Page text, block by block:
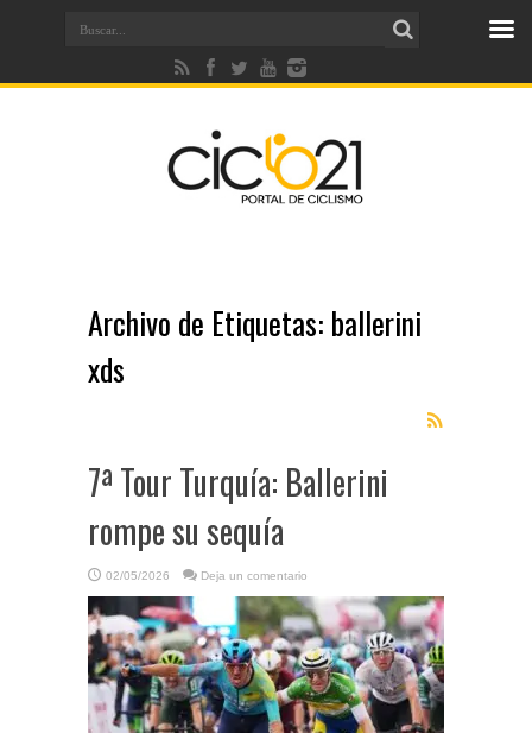
Archivo de Etiquetas: ballerini
xds
7ª Tour Turquía: Ballerini
rompe su sequía
02/05/2026 Deja un comentario